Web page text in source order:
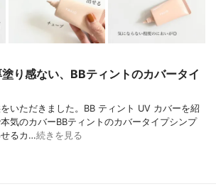
り感ない、BBティントのカバータイ
いただきました。BB ティント UV カバーを紹
気のカバーBBティントのカバータイプシンプ
せるカ…続きを見る